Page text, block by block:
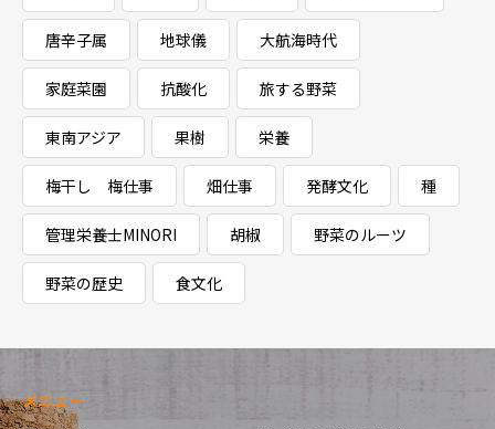
唐辛子属 地球儀 大航海時代
家庭菜園 抗酸化 旅する野菜
東南アジア 果樹 栄養
梅干し 梅仕事 畑仕事 発酵文化 種
管理栄養士MINORI 胡椒 野菜のルーツ
野菜の歴史 食文化
メニュー